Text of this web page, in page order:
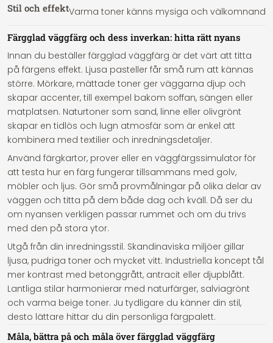
Stil och effektVarma toner känns mysiga och välkomnande
Färgglad väggfärg och dess inverkan: hitta rätt nyans
Innan du beställer färgglad väggfärg är det värt att titta
på färgens effekt. Ljusa pasteller får små rum att kännas
större. Mörkare, mättade toner ger väggarna djup och
skapar accenter, till exempel bakom soffan, sängen eller
matplatsen. Naturtoner som sand, linne eller olivgrönt
skapar en tidlös och lugn atmosfär som är enkel att
kombinera med textilier och inredningsdetaljer.
Använd färgkartor, prover eller en väggfärgssimulator för
att testa hur en färg fungerar tillsammans med golv,
möbler och ljus. Gör små provmålningar på olika delar av
väggen och titta på dem både dag och kväll. Då ser du
om nyansen verkligen passar rummet och om du trivs
med den på stora ytor.
Utgå från din inredningsstil. Skandinaviska miljöer gillar
ljusa, pudriga toner och mycket vitt. Industriella koncept tål
mer kontrast med betonggrått, antracit eller djupblått.
Lantliga stilar harmonierar med naturfärger, salviagrönt
och varma beige toner. Ju tydligare du känner din stil,
desto lättare hittar du din personliga färgpalett.
Måla, bättra på och måla över färgglad väggfärg